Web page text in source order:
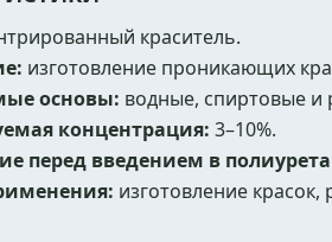
краситель.
изготовление проникающих
основы: водные, спиртовые и
концентрация: 3–10%.
перед введением в
изготовление